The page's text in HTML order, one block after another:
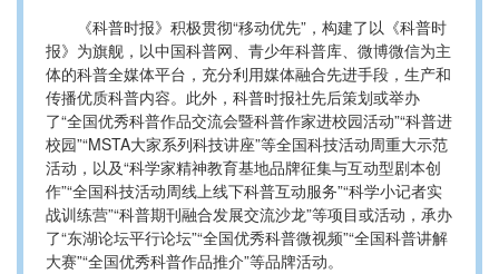
《科普时报》积极贯彻“移动优先”，构建了以《科普时
报》为旗舰，以中国科普网、青少年科普库、微博微信为主
体的科普全媒体平台，充分利用媒体融合先进手段，生产和
传播优质科普内容。此外，科普时报社先后策划或举办
了“全国优秀科普作品交流会暨科普作家进校园活动”“科普进
校园”“MSTA大家系列科技讲座”等全国科技活动周重大示范
活动，以及“科学家精神教育基地品牌征集与互动型剧本创
作”“全国科技活动周线上线下科普互动服务”“科学小记者实
战训练营”“科普期刊融合发展交流沙龙”等项目或活动，承办
了“东湖论坛平行论坛”“全国优秀科普微视频”“全国科普讲解
大赛”“全国优秀科普作品推介”等品牌活动。